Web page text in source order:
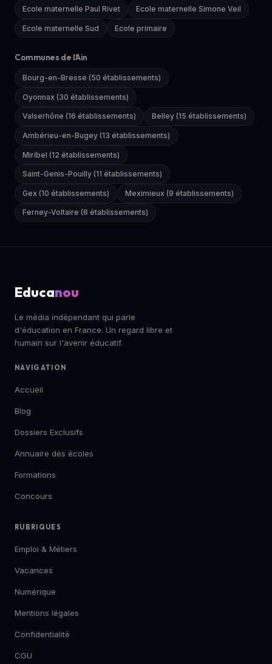
Ecole maternelle Paul Rivet Ecole maternelle Simone Veil
Ecole maternelle Sud Ecole primaire
Communes de l'Ain
Bourg-en-Bresse (50 établissements)
Oyonnax (30 établissements)
Valserhône (16 établissements) Belley (15 établissements)
Ambérieu-en-Bugey (13 établissements)
Miribel (12 établissements)
Saint-Genis-Pouilly (11 établissements)
Gex (10 établissements) Meximieux (9 établissements)
Ferney-Voltaire (8 établissements)
Educanou
Le média indépendant qui parle
d'éducation en France. Un regard libre et
humain sur l'avenir éducatif.
NAVIGATION
Accueil
Blog
Dossiers Exclusifs
Annuaire des écoles
Formations
Concours
RUBRIQUES
Emploi & Métiers
Vacances
Numérique
Mentions légales
Confidentialité
CGU